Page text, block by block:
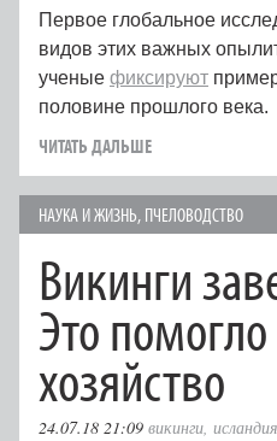
Первое глобальное
видов этих важных
ученые фиксируют
половине прошлого века.
ЧИТАТЬ ДАЛЬШЕ
НАУКА И ЖИЗНЬ, ПЧЕЛОВОДСТВО
Викинги
Это
хозяйство
24.07.18 21:09 викинги, исландия